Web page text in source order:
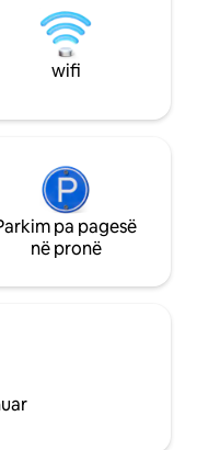
i
kryesore të
lidhur shumë
dhe taksi, duke e
kudo në
wifi
pa pagesë
në pronë